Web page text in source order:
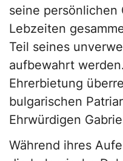
seine persönlichen
Lebzeiten
Teil seines
aufbewahrt
Ehrerbietung
bulgarischen
Ehrwürdigen
Während ihres